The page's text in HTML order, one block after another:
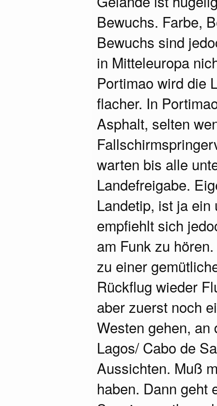
Bewuchs. Farbe,
Bewuchs sind
in Mitteleuropa
Portimao wird die
flacher. In
Asphalt, selten
warten bis alle
Landefreigabe.
Landetip, ist ja
empfiehlt sich
am Funk zu
zu einer
Rückflug wieder
aber zuerst noch
Westen gehen,
Lagos/ Cabo de
Aussichten. Muß
haben. Dann geht